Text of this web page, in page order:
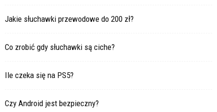
Jakie słuchawki przewodowe do 200 zł?
Co zrobić gdy słuchawki są ciche?
Ile czeka się na PS5?
Czy Android jest bezpieczny?